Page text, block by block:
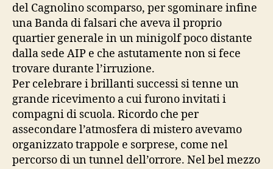
del Cagnolino scomparso, per sgominare infine
una Banda di falsari che aveva il proprio
quartier generale in un minigolf poco distante
dalla sede AIP e che astutamente non si fece
trovare durante l’irruzione.
Per celebrare i brillanti successi si tenne un
grande ricevimento a cui furono invitati i
compagni di scuola. Ricordo che per
assecondare l’atmosfera di mistero avevamo
organizzato trappole e sorprese, come nel
percorso di un tunnel dell’orrore. Nel bel mezzo